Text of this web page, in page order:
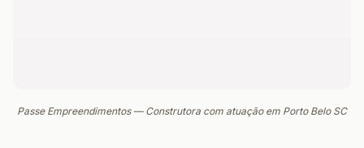
Passe Empreendimentos — Construtora com atuação em Porto Belo SC